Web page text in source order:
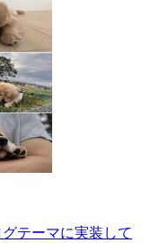
グテーマに実装して